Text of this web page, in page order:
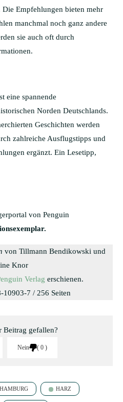
Empfehlungen bieten mehr
manchmal noch ganz andere
sie auch oft durch
eine spannende
Norden Deutschlands.
Geschichten werden
zahlreiche Ausflugstipps und
ergänzt. Ein Lesetipp,
von Penguin
von Tillmann Bendikowski und
Knor
Verlag erschienen.
7 / 256 Seiten
Beitrag gefallen?
Nein 0
HAMBURG HARZ